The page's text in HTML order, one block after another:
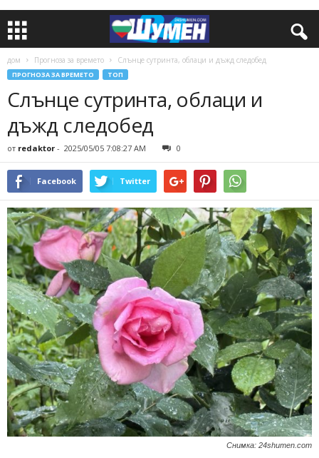
дом Прогноза за времето Слънце сутринта, облаци и дъжд следобед
ПРОГНОЗА ЗА ВРЕМЕТО ТОП
Слънце сутринта, облаци и
дъжд следобед
от redaktor - 2025/05/05 7:08:27 AM 0
Facebook Twitter
Снимка: 24shumen.com